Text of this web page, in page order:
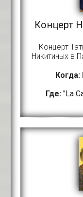
Концерт
Концерт
Никитиных в
Когда:
Где: "La